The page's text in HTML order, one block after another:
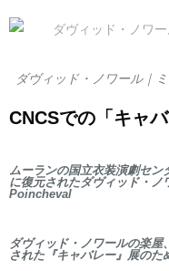
ダヴィッド・ノワール｜
CNCSでの「キャ
ムーランの国立衣装演劇セン
に復元されたダヴィッド・
Poincheval
ダヴィッド・ノワールの楽
された『キャバレー』展の